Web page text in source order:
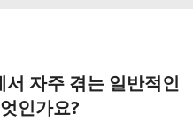
자주 겪는 일반적인
인가요?